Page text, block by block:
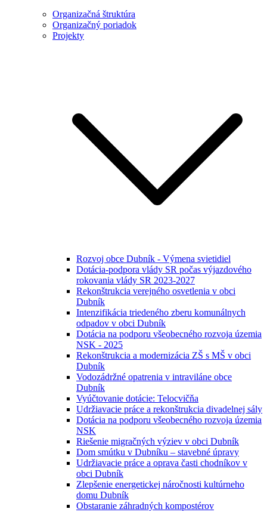
Organizačná štruktúra
Organizačný poriadok
Projekty
Rozvoj obce Dubník - Výmena svietidiel
Dotácia-podpora vlády SR počas výjazdového
rokovania vlády SR 2023-2027
Rekonštrukcia verejného osvetlenia v obci
Dubník
Intenzifikácia triedeného zberu komunálnych
odpadov v obci Dubník
Dotácia na podporu všeobecného rozvoja územia
NSK - 2025
Rekonštrukcia a modernizácia ZŠ s MŠ v obci
Dubník
Vodozádržné opatrenia v intraviláne obce
Dubník
Vyúčtovanie dotácie: Telocvičňa
Udržiavacie práce a rekonštrukcia divadelnej sály
Dotácia na podporu všeobecného rozvoja územia
NSK
Riešenie migračných výziev v obci Dubník
Dom smútku v Dubníku – stavebné úpravy
Udržiavacie práce a oprava časti chodníkov v
obci Dubník
Zlepšenie energetickej náročnosti kultúrneho
domu Dubník
Obstaranie záhradných kompostérov